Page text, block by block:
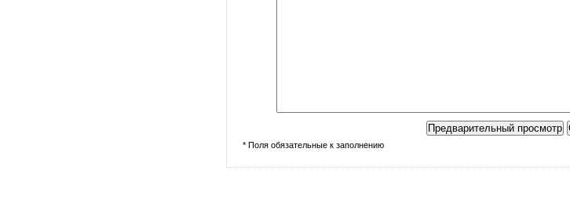
* Поля обязательные к заполнению